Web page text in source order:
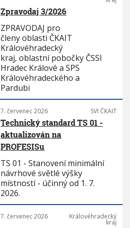
Zpravodaj 3/2026
ZPRAVODAJ pro
členy oblasti ČKAIT
Královéhradecký
kraj, oblastní pobočky ČSSI
Hradec Králové a SPS
Královéhradeckého a
Pardubi
7. červenec 2026 SVI ČKAIT
Technický standard TS 01 -
aktualizován na
PROFESISu
TS 01 - Stanovení minimální
návrhové světlé výšky
místností - účinný od 1. 7.
2026.
7. červenec 2026 Královéhradecký
kraj